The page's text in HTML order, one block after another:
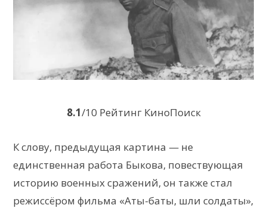
8.1/10 Рейтинг КиноПоиск
К слову, предыдущая картина — не
единственная работа Быкова, повествующая
историю военных сражений, он также стал
режиссёром фильма «Аты-баты, шли солдаты»,